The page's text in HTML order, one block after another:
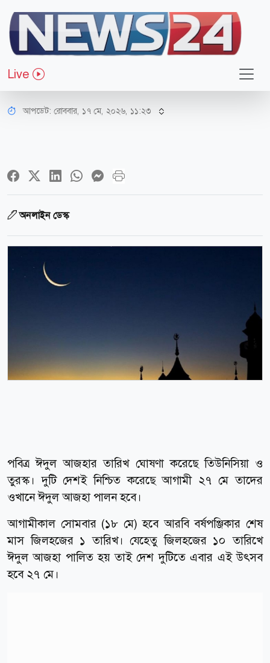
Live
আন্তর্জাতিক
ঈদুল আজহার তারিখ চূড়ান্ত করল দুই
দেশ, বাংলাদেশে কবে?
আপডেট: রোববার, ১৭ মে, ২০২৬, ১১:২৩
অনলাইন ডেস্ক
পবিত্র ঈদুল আজহার তারিখ ঘোষণা করেছে তিউনিসিয়া ও
তুরস্ক। দুটি দেশই নিশ্চিত করেছে আগামী ২৭ মে তাদের
ওখানে ঈদুল আজহা পালন হবে।
আগামীকাল সোমবার (১৮ মে) হবে আরবি বর্ষপঞ্জিকার শেষ
মাস জিলহজের ১ তারিখ। যেহেতু জিলহজের ১০ তারিখে
ঈদুল আজহা পালিত হয় তাই দেশ দুটিতে এবার এই উৎসব
হবে ২৭ মে।